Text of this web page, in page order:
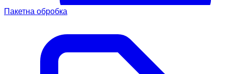
Пакетна обробка